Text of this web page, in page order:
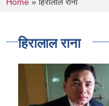
You are here
Home » हिरालाल राना
हिरालाल राना